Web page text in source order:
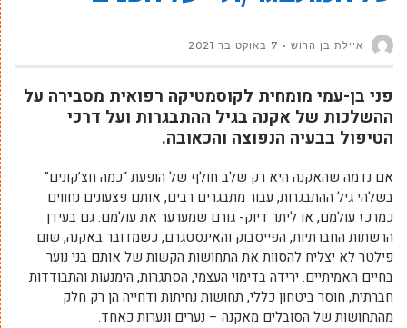
איילת בן הרוש 7 באוקטובר 2021
פני בן-עמי מומחית לקוסמטיקה רפואית מסבירה על
ההשלכות של אקנה בגיל ההתבגרות ועל דרכי
הטיפול בבעיה הנפוצה והכאובה.
אם נדמה שהאקנה היא רק שלב חולף של הופעת “כמה חצ’קונים”
בשלהי גיל ההתבגרות, עבור מתבגרים רבים, אותם פצעונים נחווים
כמרכז עולמם, או ליתר דיוק- גורם שמערער את עולמם. גם בעידן
הרשתות החברתיות, הפייסבוק והאינסטגרם, כשמדובר באקנה, שום
פילטר לא יצליח להסוות את התחושות הקשות של אותם בני נוער
בחיים האמיתיים. ירידה בדימוי העצמי, הסתגרות, הימנעות והתבודדות
חברתית, חוסר ביטחון כללי, תחושות נחיתות ודחייה הן רק חלק
מהתחושות של הסובלים מאקנה – נערים ונערות כאחד.